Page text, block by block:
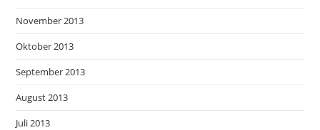
November 2013
Oktober 2013
September 2013
August 2013
Juli 2013